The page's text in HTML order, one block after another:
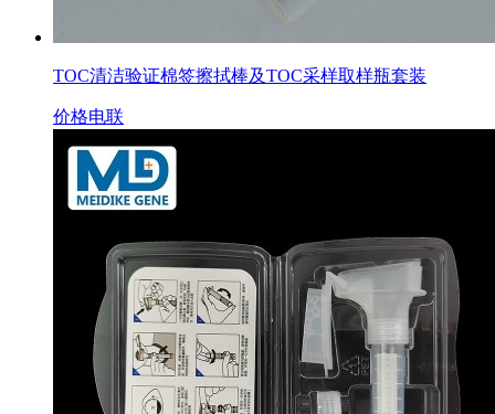
TOC清洁验证棉签擦拭棒及TOC采样取样瓶套装
价格电联